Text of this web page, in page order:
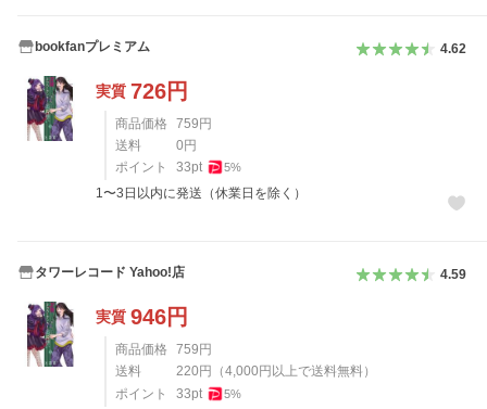
bookfanプレミアム 4.62
実質 726円
商品価格 759 円
送料
0 円
ポイント
33pt 5%
1〜3日以内に発送（休業日を除く）
タワーレコード Yahoo!店 4.59
実質 946円
商品価格 759 円
送料
220 円 （4,000 円以上で送料無料）
ポイント
33pt 5%